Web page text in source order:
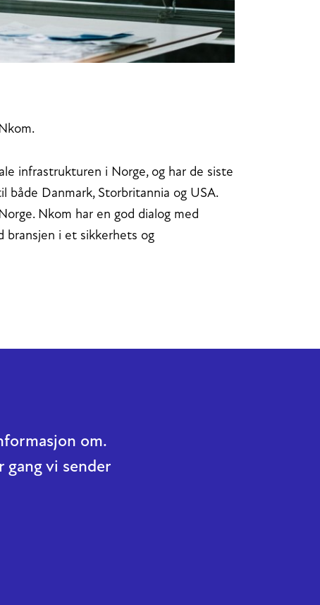
infrastrukturen i Norge, og har de siste
Danmark, Storbritannia og USA.
Nkom har en god dialog med
bransjen i et sikkerhets og
om.
gang vi sender